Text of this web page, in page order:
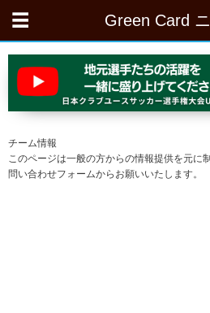
Green Card
チーム情報
このページは一般の方からの情報提供を元に
問い合わせフォームからお願いいたします。